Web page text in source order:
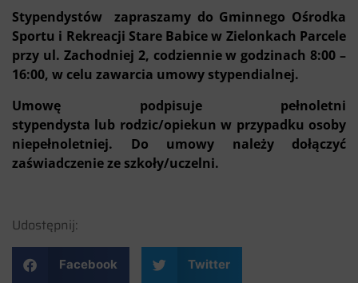
Stypendystów zapraszamy do Gminnego Ośrodka
Sportu i Rekreacji Stare Babice w Zielonkach Parcele
przy ul. Zachodniej 2, codziennie w godzinach 8:00 –
16:00, w celu zawarcia umowy stypendialnej.
Umowę podpisuje pełnoletni
stypendysta lub rodzic/opiekun w przypadku osoby
niepełnoletniej. Do umowy należy dołączyć
zaświadczenie ze szkoły/uczelni.
Udostępnij:
Facebook Twitter